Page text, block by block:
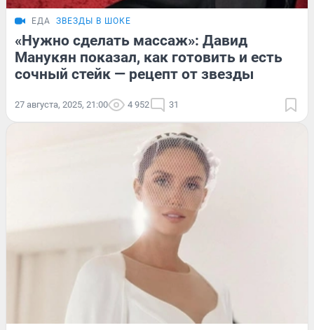
ЕДА ЗВЕЗДЫ В ШОКЕ
«Нужно сделать массаж»: Давид
Манукян показал, как готовить и есть
сочный стейк — рецепт от звезды
27 августа, 2025, 21:00 4 952 31